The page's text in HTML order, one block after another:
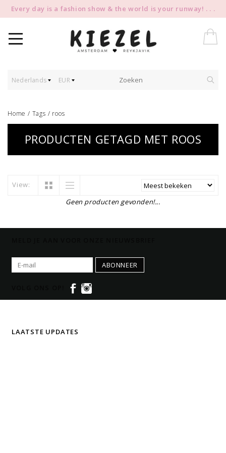
Every day is a fashion show & the world is your runway! . . .
Nederlands EUR
Home / Tags / roos
PRODUCTEN GETAGD MET ROOS
View:
Geen producten gevonden!...
ABONNEER
LAATSTE UPDATES